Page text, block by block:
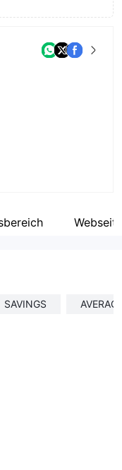
Webseite
SAVINGS